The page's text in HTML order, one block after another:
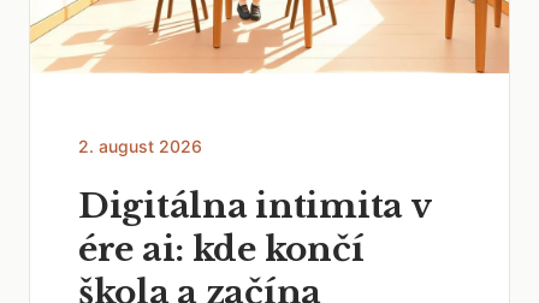
2. august 2026
Digitálna intimita v
ére ai: kde končí
škola a začína